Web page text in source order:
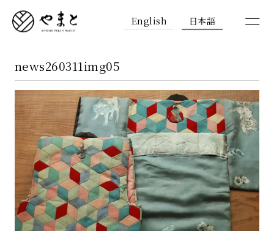
English 日本語
news260311img05